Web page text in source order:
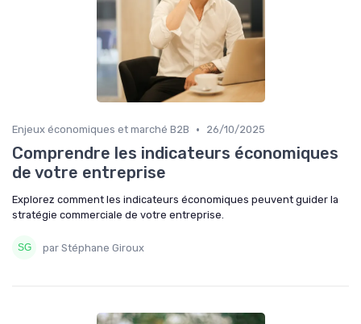
Enjeux économiques et marché B2B • 26/10/2025
Comprendre les indicateurs économiques
de votre entreprise
Explorez comment les indicateurs économiques peuvent guider la
stratégie commerciale de votre entreprise.
par Stéphane Giroux